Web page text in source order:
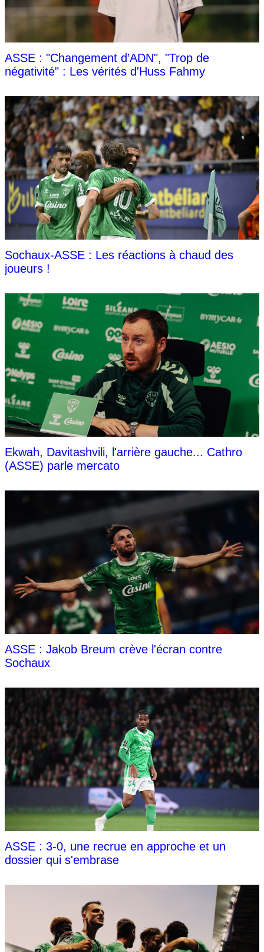
ASSE : "Changement d’ADN", "Trop de
négativité" : Les vérités d'Huss Fahmy
Sochaux-ASSE : Les réactions à chaud des
joueurs !
Ekwah, Davitashvili, l'arrière gauche... Cathro
(ASSE) parle mercato
ASSE : Jakob Breum crève l'écran contre
Sochaux
ASSE : 3-0, une recrue en approche et un
dossier qui s'embrase